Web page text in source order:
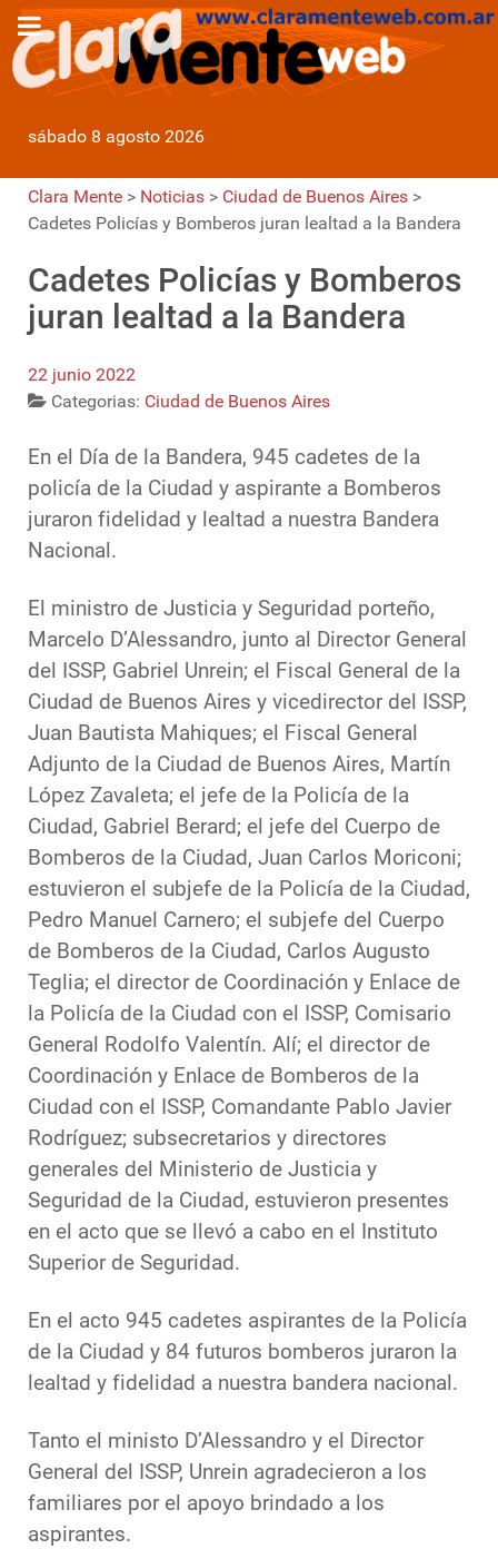
sábado 8 agosto 2026
Clara Mente > Noticias > Ciudad de Buenos Aires >
Cadetes Policías y Bomberos juran lealtad a la Bandera
Cadetes Policías y Bomberos
juran lealtad a la Bandera
22 junio 2022
Categorias: Ciudad de Buenos Aires
En el Día de la Bandera, 945 cadetes de la
policía de la Ciudad y aspirante a Bomberos
juraron fidelidad y lealtad a nuestra Bandera
Nacional.
El ministro de Justicia y Seguridad porteño,
Marcelo D’Alessandro, junto al Director General
del ISSP, Gabriel Unrein; el Fiscal General de la
Ciudad de Buenos Aires y vicedirector del ISSP,
Juan Bautista Mahiques; el Fiscal General
Adjunto de la Ciudad de Buenos Aires, Martín
López Zavaleta; el jefe de la Policía de la
Ciudad, Gabriel Berard; el jefe del Cuerpo de
Bomberos de la Ciudad, Juan Carlos Moriconi;
estuvieron el subjefe de la Policía de la Ciudad,
Pedro Manuel Carnero; el subjefe del Cuerpo
de Bomberos de la Ciudad, Carlos Augusto
Teglia; el director de Coordinación y Enlace de
la Policía de la Ciudad con el ISSP, Comisario
General Rodolfo Valentín. Alí; el director de
Coordinación y Enlace de Bomberos de la
Ciudad con el ISSP, Comandante Pablo Javier
Rodríguez; subsecretarios y directores
generales del Ministerio de Justicia y
Seguridad de la Ciudad, estuvieron presentes
en el acto que se llevó a cabo en el Instituto
Superior de Seguridad.
En el acto 945 cadetes aspirantes de la Policía
de la Ciudad y 84 futuros bomberos juraron la
lealtad y fidelidad a nuestra bandera nacional.
Tanto el ministo D’Alessandro y el Director
General del ISSP, Unrein agradecieron a los
familiares por el apoyo brindado a los
aspirantes.